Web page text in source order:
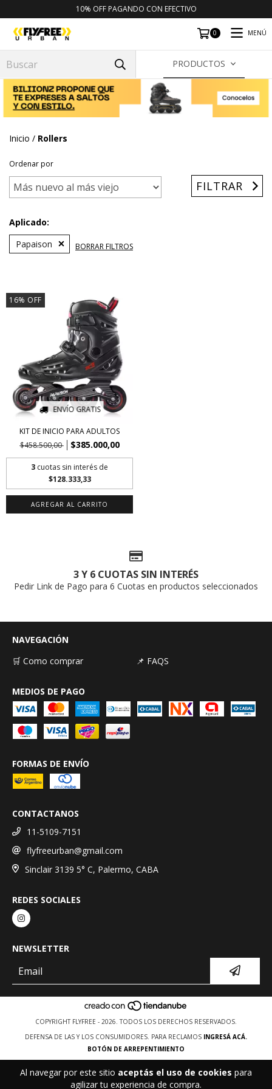
Al navegar por este sitio aceptás el uso de cookies para
agilizar tu experiencia de compra.
10% OFF PAGANDO CON EFECTIVO
0 MENÚ
PRODUCTOS
Inicio / Rollers
Ordenar por
FILTRAR
Aplicado:
Papaison
BORRAR FILTROS
16% OFF
ENVÍO GRATIS
KIT DE INICIO PARA ADULTOS
$458.500,00
$385.000,00
3 cuotas sin interés de
$128.333,33
AGREGAR AL CARRITO
3 Y 6 CUOTAS SIN INTERÉS
Pedir Link de Pago para 6 Cuotas en productos seleccionados
NAVEGACIÓN
🛒 Como comprar
📌 FAQS
MEDIOS DE PAGO
FORMAS DE ENVÍO
CONTACTANOS
11-5109-7151
flyfreeurban@gmail.com
Sinclair 3139 5° C, Palermo, CABA
REDES SOCIALES
NEWSLETTER
COPYRIGHT FLYFREE - 2026. TODOS LOS DERECHOS RESERVADOS.
DEFENSA DE LAS Y LOS CONSUMIDORES. PARA RECLAMOS INGRESÁ ACÁ.
BOTÓN DE ARREPENTIMIENTO